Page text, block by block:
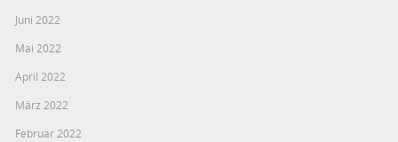
Juni 2022
Mai 2022
April 2022
März 2022
Februar 2022